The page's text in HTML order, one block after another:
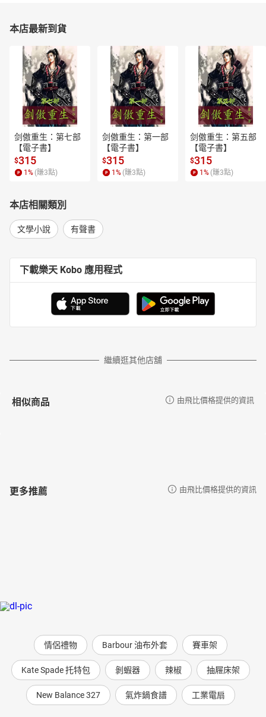
本店最新到貨
剑傲重生：第七部
【電子書】
$315
1 % (賺3點)
剑傲重生：第一部
【電子書】
$315
1 % (賺3點)
剑傲重生：第五部
【電子書】
$315
1 % (賺3點)
本店相關類別
文學小說 有聲書
下載樂天 Kobo 應用程式
繼續逛其他店舖
相似商品 由飛比價格提供的資訊
更多推薦 由飛比價格提供的資訊
情侶禮物 Barbour 油布外套 賽車架
Kate Spade 托特包 剝蝦器 辣椒 抽屜床架
New Balance 327 氣炸鍋食譜 工業電扇